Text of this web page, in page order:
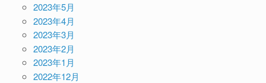
2023年5月
2023年4月
2023年3月
2023年2月
2023年1月
2022年12月